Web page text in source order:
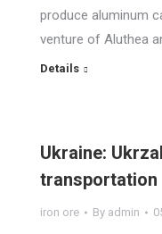
produce aluminum
venture of Aluthea
Details
Ukraine:
transportation
iron ore By admin